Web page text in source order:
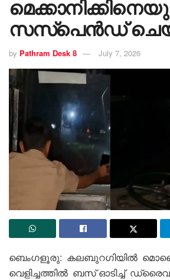
സസ്പെന്‍ഡ്
by Pathram Desk 8 July 7, 2026
ബെം​ഗളൂരു: കലബുറ​ഗിയിൽ
വെളിച്ചത്തിൽ ബസ് ഓടിച്ച്